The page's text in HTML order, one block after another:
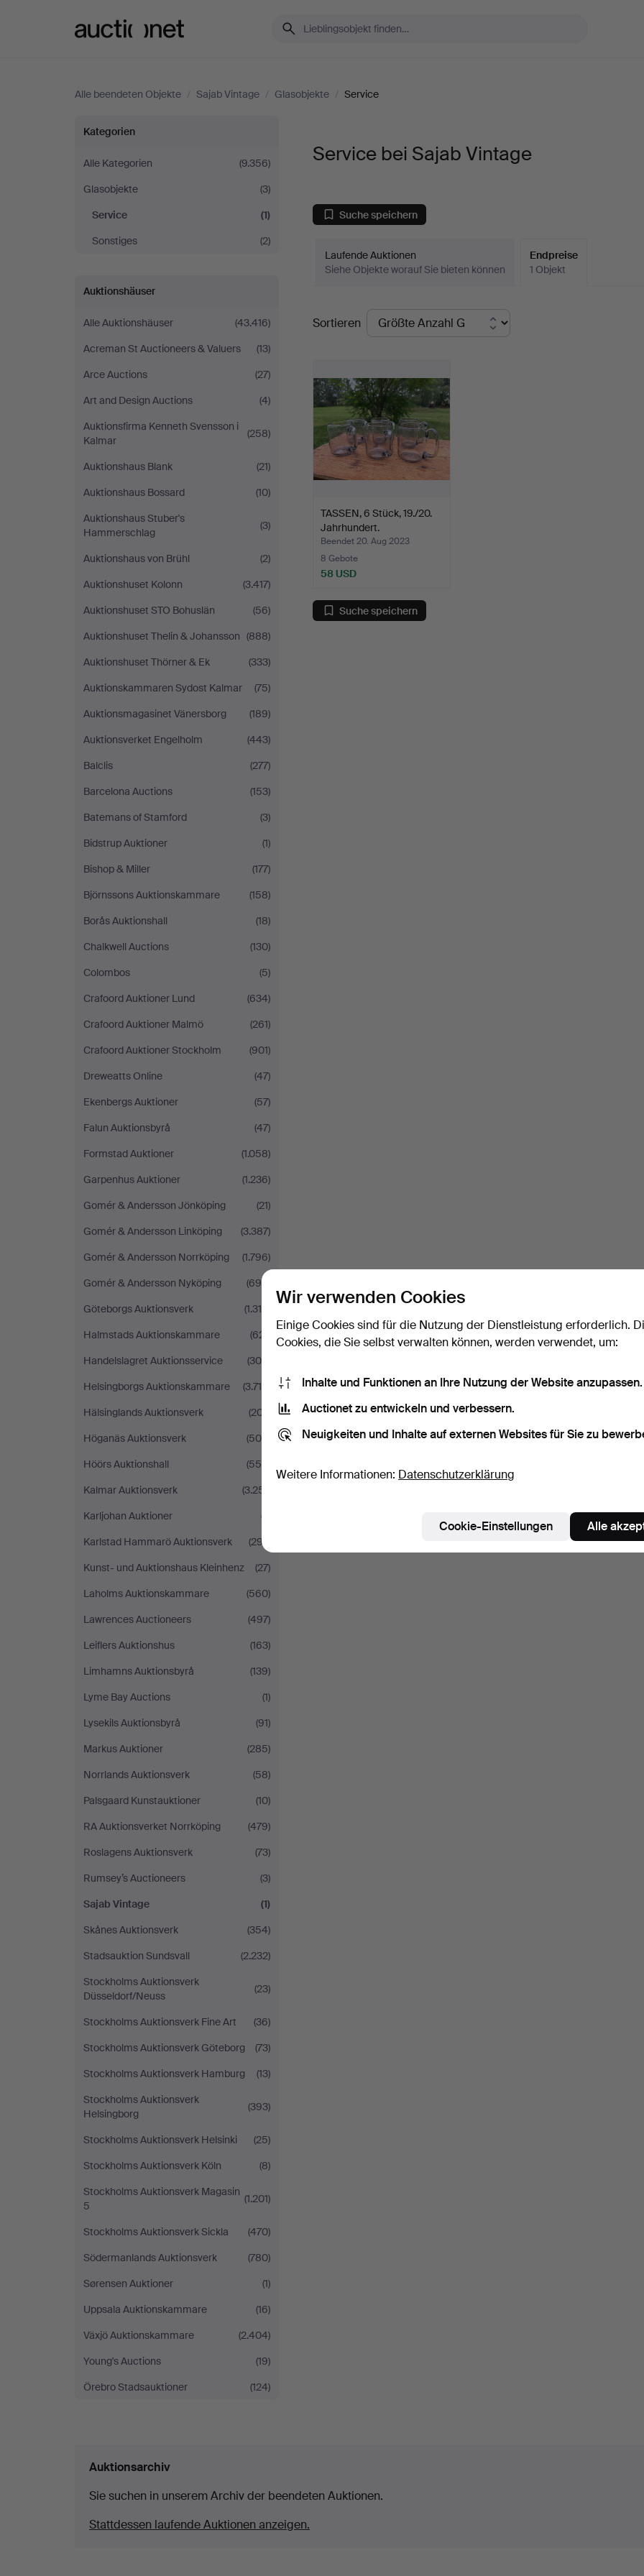
Alle beendeten Objekte / Sajab Vintage / Glasobjekte / Service
Service
bei
Sajab
Vintage
Kategorien
Alle Kategorien
(9.356)
Glasobjekte
(3)
Service
(1)
Sonstiges
(2)
Auktionshäuser
Alle Auktionshäuser
(43.416)
Acreman St Auctioneers & Valuers
(13)
Arce Auctions
(27)
Art and Design Auctions
(4)
Auktionsfirma Kenneth Svensson i
Kalmar
(258)
Auktionshaus Blank
(21)
Auktionshaus Bossard
(10)
Auktionshaus Stuber's
Hammerschlag
(3)
Auktionshaus von Brühl
(2)
Auktionshuset Kolonn
(3.417)
Auktionshuset STO Bohuslän
(56)
Auktionshuset Thelin & Johansson (888)
Auktionshuset Thörner & Ek
(333)
Auktionskammaren Sydost Kalmar
(75)
Auktionsmagasinet Vänersborg
(189)
Auktionsverket Engelholm
(443)
Balclis
(277)
Barcelona Auctions
(153)
Batemans of Stamford
(3)
Bidstrup Auktioner
(1)
Bishop & Miller
(177)
Björnssons Auktionskammare
(158)
Borås Auktionshall
(18)
Chalkwell Auctions
(130)
Colombos
(5)
Crafoord Auktioner Lund
(634)
Crafoord Auktioner Malmö
(261)
Crafoord Auktioner Stockholm
(901)
Dreweatts Online
(47)
Ekenbergs Auktioner
(57)
Falun Auktionsbyrå
(47)
Formstad Auktioner
(1.058)
Garpenhus Auktioner
(1.236)
Gomér & Andersson Jönköping
(21)
Gomér & Andersson Linköping
(3.387)
Gomér & Andersson Norrköping
(1.796)
Gomér & Andersson Nyköping
(695)
Göteborgs Auktionsverk
(1.316)
Halmstads Auktionskammare
(621)
Handelslagret Auktionsservice
(305)
Helsingborgs Auktionskammare
(3.718)
Hälsinglands Auktionsverk
(207)
Höganäs Auktionsverk
(506)
Höörs Auktionshall
(556)
Kalmar Auktionsverk
(3.251)
Karljohan Auktioner
(7)
Karlstad Hammarö Auktionsverk
(297)
Kunst- und Auktionshaus Kleinhenz
(27)
Laholms Auktionskammare
(560)
Lawrences Auctioneers
(497)
Leiflers Auktionshus
(163)
Limhamns Auktionsbyrå
(139)
Lyme Bay Auctions
(1)
Lysekils Auktionsbyrå
(91)
Markus Auktioner
(285)
Norrlands Auktionsverk
(58)
Palsgaard Kunstauktioner
(10)
RA Auktionsverket Norrköping
(479)
Roslagens Auktionsverk
(73)
Rumsey’s Auctioneers
(3)
Sajab Vintage
(1)
Skånes Auktionsverk
(354)
Stadsauktion Sundsvall
(2.232)
Stockholms Auktionsverk
Düsseldorf/Neuss
(23)
Stockholms Auktionsverk Fine Art
(36)
Stockholms Auktionsverk Göteborg
(73)
Stockholms Auktionsverk Hamburg
(13)
Stockholms Auktionsverk
Helsingborg
(393)
Stockholms Auktionsverk Helsinki
(25)
Stockholms Auktionsverk Köln
(8)
Stockholms Auktionsverk Magasin
5
(1.201)
Stockholms Auktionsverk Sickla
(470)
Södermanlands Auktionsverk
(780)
Sørensen Auktioner
(1)
Uppsala Auktionskammare
(16)
Växjö Auktionskammare
(2.404)
Young's Auctions
(19)
Örebro Stadsauktioner
(124)
Service bei Sajab Vintage
Suche speichern
Laufende Auktionen
Siehe Objekte worauf Sie bieten können
Endpreise
1 Objekt
Endpreise
Sortieren
TASSEN, 6 Stück, 19./20.
Jahrhundert.
Beendet 20. Aug 2023
8 Gebote
58 USD
Suche speichern
Auktionsarchiv
Sie suchen in unserem Archiv der beendeten Auktionen.
Stattdessen laufende Auktionen anzeigen.
Wir verwenden Cookies
Einige Cookies sind für die Nutzung der Dienstleistung erforderlich.
Cookies, die Sie selbst verwalten können, werden verwendet, um:
Inhalte und Funktionen an Ihre Nutzung der Website anzupassen.
Auctionet zu entwickeln und verbessern.
Neuigkeiten und Inhalte auf externen Websites für Sie zu
Weitere Informationen: Datenschutzerklärung
Cookie-Einstellungen Alle